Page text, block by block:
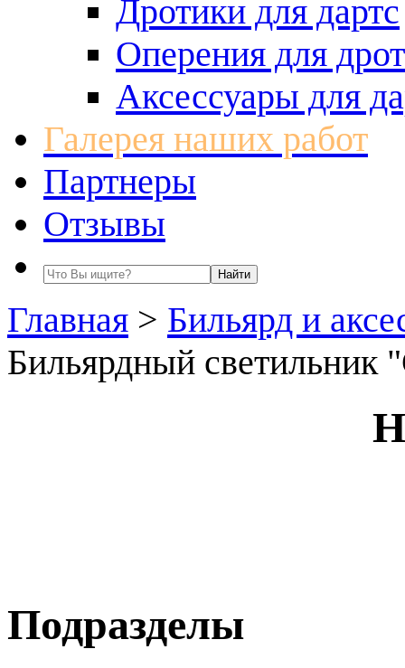
Дротики для дартс
Оперения для
Аксессуары для
Галерея наших работ
Партнеры
Отзывы
Главная > Бильярд и
Бильярдный
Подразделы